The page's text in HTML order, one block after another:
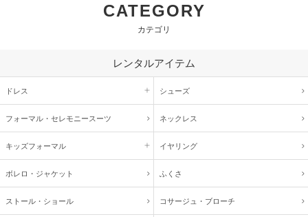
CATEGORY
カテゴリ
レンタルアイテム
ドレス シューズ
フォーマル・ セレモニースーツ ネックレス
キッズフォーマル イヤリング
ボレロ・ジャケット ふくさ
ストール・ショール コサージュ・ ブローチ